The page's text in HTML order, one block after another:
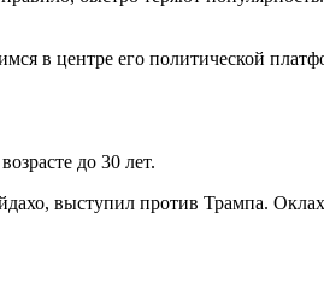
в центре его политической
до 30 лет.
выступил против Трампа.